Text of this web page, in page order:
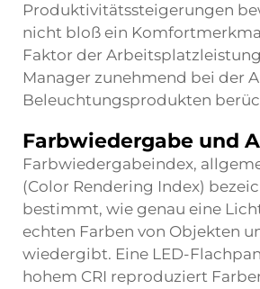
Produktivitätssteigerungen
nicht bloß ein
Faktor der
Manager zunehmend bei der
Beleuchtungsprodukten
Farbwiedergabe und
Farbwiedergabeindex,
(Color Rendering Index)
bestimmt, wie genau eine
echten Farben von Objekten
wiedergibt. Eine LED-
hohem CRI reproduziert